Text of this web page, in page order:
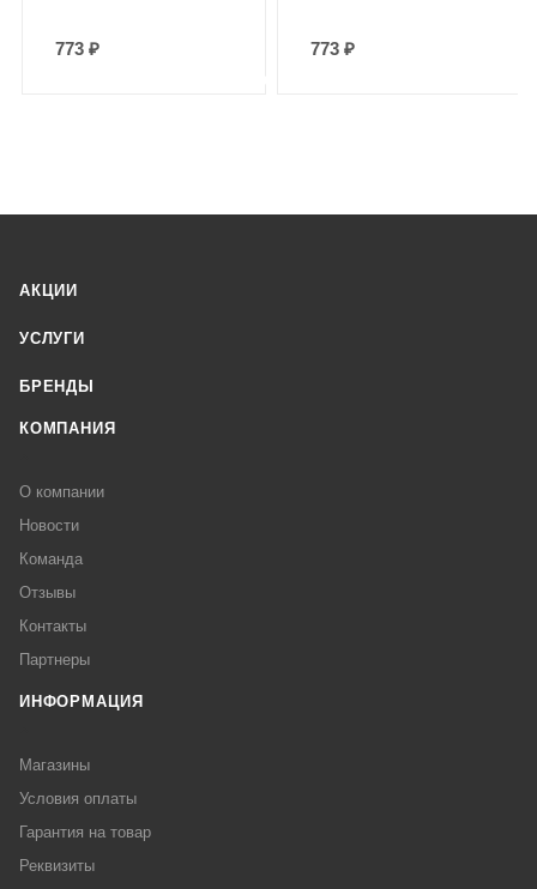
773 ₽ 773 ₽
АКЦИИ
УСЛУГИ
БРЕНДЫ
КОМПАНИЯ
О компании
Новости
Команда
Отзывы
Контакты
Партнеры
ИНФОРМАЦИЯ
Магазины
Условия оплаты
Гарантия на товар
Реквизиты